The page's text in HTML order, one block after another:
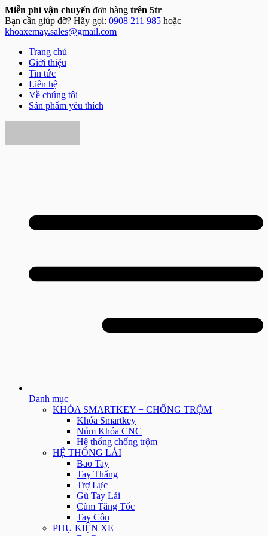
Miễn phí vận chuyển đơn hàng trên 5tr
Bạn cần giúp đỡ? Hãy gọi: 0908 211 985 hoặc
khoaxemay.sales@gmail.com
Trang chủ
Giới thiệu
Tin tức
Liên hệ
Về chúng tôi
Sản phẩm yêu thích
Danh mục
KHÓA SMARTKEY + CHỐNG TRỘM
Khóa Smartkey
Núm Khóa CNC
Hệ thống chống trộm
HỆ THỐNG LÁI
Bao Tay
Tay Thắng
Trợ Lực
Gù Tay Lái
Cùm Tăng Tốc
Tay Côn
PHỤ KIỆN XE